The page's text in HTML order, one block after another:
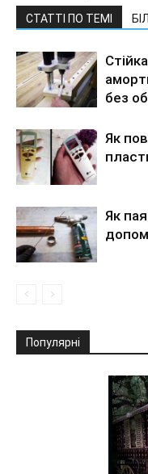
СТАТТІ ПО ТЕМІ
без
Як
Як
Популярні